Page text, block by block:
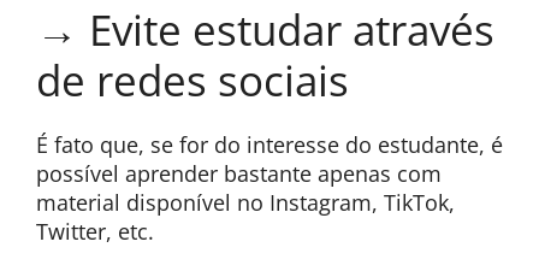
→ Evite estudar através
de redes sociais
É fato que, se for do interesse do estudante, é
possível aprender bastante apenas com
material disponível no Instagram, TikTok,
Twitter, etc.